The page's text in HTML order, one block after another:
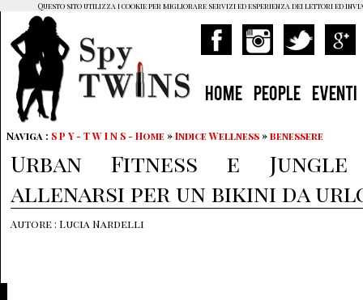
HOME PEOPLE EVENTI
Naviga : S P Y - T W I N S - Home »Indice Wellness »benessere
Urban Fitness e Jungle
allenarsi per un bikini da
Autore : Lucia Nardelli
Questo sito utilizza i cookie per migliorare servizi ed esperienza dei lettori ed